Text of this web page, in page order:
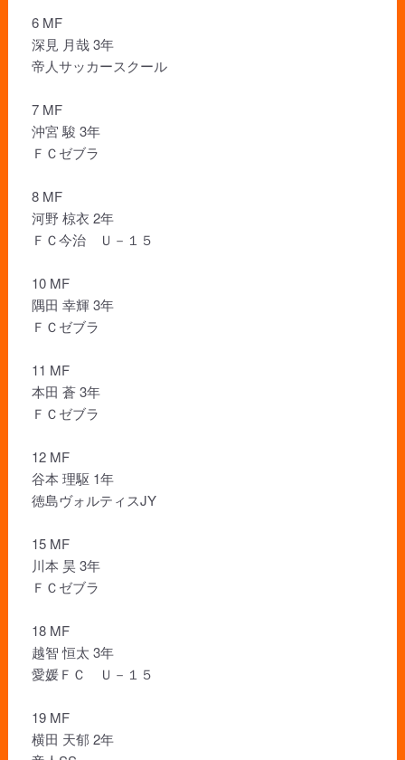
6 MF
深見 月哉 3年
帝人サッカースクール
7 MF
沖宮 駿 3年
ＦＣゼブラ
8 MF
河野 椋衣 2年
ＦＣ今治 Ｕ－１５
10 MF
隅田 幸輝 3年
ＦＣゼブラ
11 MF
本田 蒼 3年
ＦＣゼブラ
12 MF
谷本 理駆 1年
徳島ヴォルティスJY
15 MF
川本 昊 3年
ＦＣゼブラ
18 MF
越智 恒太 3年
愛媛ＦＣ Ｕ－１５
19 MF
横田 天郁 2年